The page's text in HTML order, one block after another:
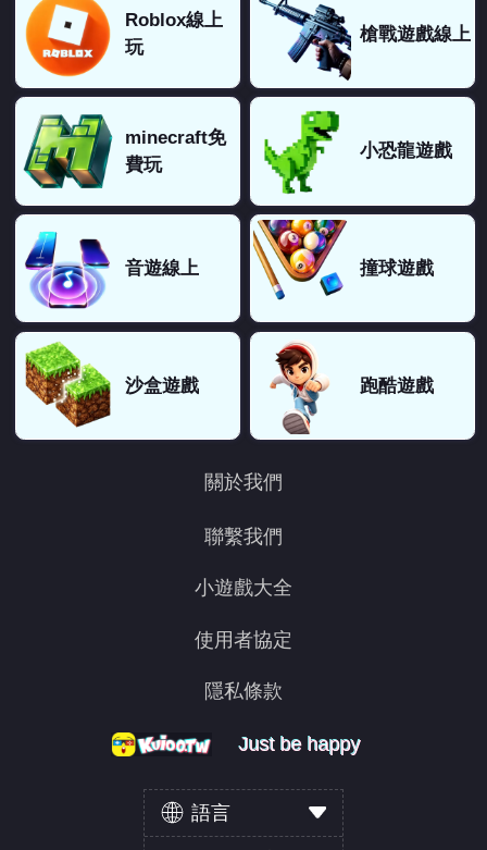
Roblox線上
玩
槍戰遊戲線上
minecraft免
費玩
小恐龍遊戲
音遊線上 撞球遊戲
沙盒遊戲 跑酷遊戲
關於我們
聯繫我們
小遊戲大全
使用者協定
隱私條款
Just be happy
Just be happy
Just be happy
語言